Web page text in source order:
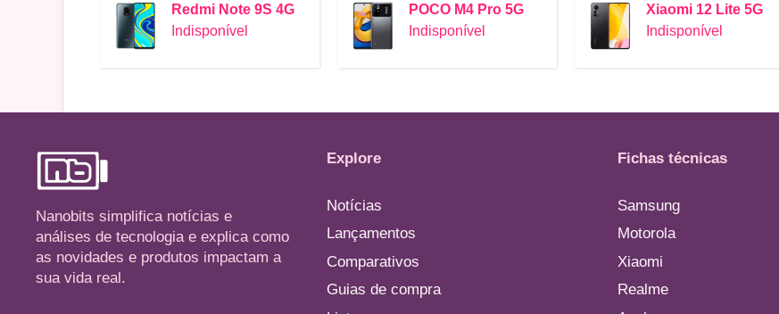
Redmi Note 9S 4G
Indisponível
POCO M4 Pro 5G
Indisponível
Xiaomi 12 Lite 5G
Indisponível
Nanobits simplifica notícias e
análises de tecnologia e explica como
as novidades e produtos impactam a
sua vida real.
Explore
Notícias
Lançamentos
Comparativos
Guias de compra
Fichas técnicas
Samsung
Motorola
Xiaomi
Realme